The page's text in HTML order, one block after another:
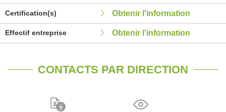
Certification(s) Obtenir l'information
Effectif entreprise Obtenir l'information
CONTACTS PAR DIRECTION